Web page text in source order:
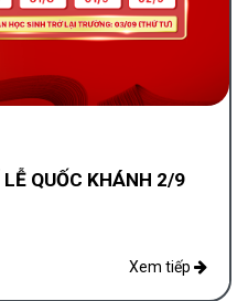
QUỐC KHÁNH 2/9
Xem tiếp